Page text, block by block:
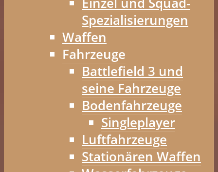
Spezialisierungen
Waffen
Fahrzeuge
Battlefield 3 und
seine Fahrzeuge
Bodenfahrzeuge
Singleplayer
Luftfahrzeuge
Stationären Waffen